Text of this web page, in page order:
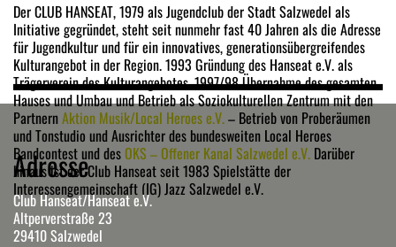
Der CLUB HANSEAT, 1979 als Jugendclub der Stadt Salzwedel als
Initiative gegründet, steht seit nunmehr fast 40 Jahren als die Adresse
für Jugendkultur und für ein innovatives, generationsübergreifendes
Kulturangebot in der Region. 1993 Gründung des Hanseat e.V. als
Trägerverein des Kulturangebotes. 1997/98 Übernahme des gesamten
Hauses und Umbau und Betrieb als Soziokulturellen Zentrum mit den
PartnernAktion Musik/Local Heroes e.V.– Betrieb von Proberäumen
und Tonstudio und Ausrichter des bundesweiten Local Heroes
Bandcontest und desOKS – Offener Kanal Salzwedel e.V. Darüber
hinaus ist der Club Hanseat seit 1983 Spielstätte der
Interessengemeinschaft (IG) Jazz Salzwedel e.V.
Adresse
Club Hanseat/Hanseat e.V.
Altperverstraße 23
29410 Salzwedel